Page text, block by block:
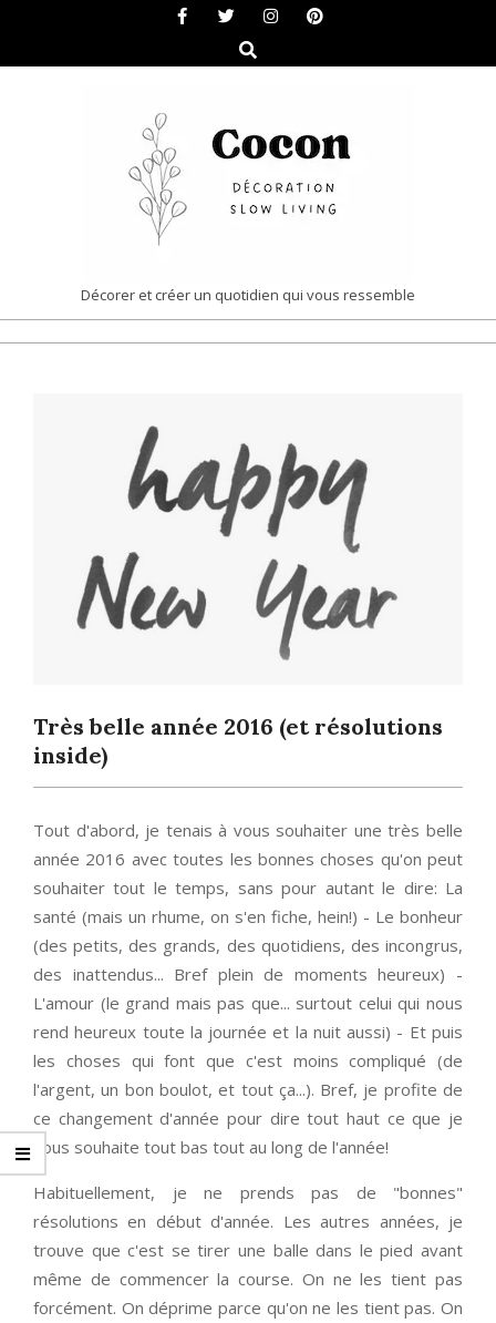
content
Search
COCON
|
SLOW
LIVING
Décorer et créer un quotidien qui vous ressemble
Très belle année 2016 (et résolutions
inside)
Tout d'abord, je tenais à vous souhaiter une très belle
année 2016 avec toutes les bonnes choses qu'on peut
souhaiter tout le temps, sans pour autant le dire: La
santé (mais un rhume, on s'en fiche, hein!) - Le bonheur
(des petits, des grands, des quotidiens, des incongrus,
des inattendus... Bref plein de moments heureux) -
L'amour (le grand mais pas que... surtout celui qui nous
rend heureux toute la journée et la nuit aussi) - Et puis
les choses qui font que c'est moins compliqué (de
l'argent, un bon boulot, et tout ça...). Bref, je profite de
ce changement d'année pour dire tout haut ce que je
vous souhaite tout bas tout au long de l'année!
Habituellement, je ne prends pas de "bonnes"
résolutions en début d'année. Les autres années, je
trouve que c'est se tirer une balle dans le pied avant
même de commencer la course. On ne les tient pas
forcément. On déprime parce qu'on ne les tient pas. On